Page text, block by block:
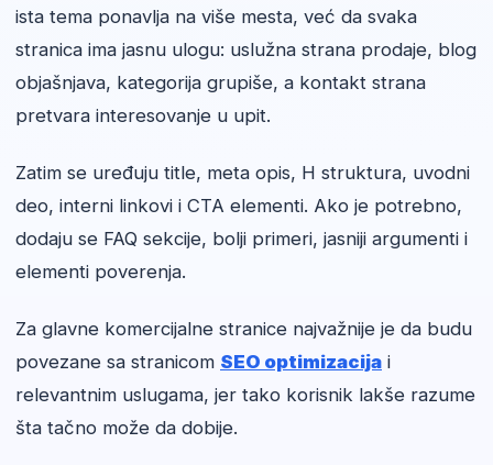
ista tema ponavlja na više mesta, već da svaka
stranica ima jasnu ulogu: uslužna strana prodaje, blog
objašnjava, kategorija grupiše, a kontakt strana
pretvara interesovanje u upit.
Zatim se uređuju title, meta opis, H struktura, uvodni
deo, interni linkovi i CTA elementi. Ako je potrebno,
dodaju se FAQ sekcije, bolji primeri, jasniji argumenti i
elementi poverenja.
Za glavne komercijalne stranice najvažnije je da budu
povezane sa stranicom SEO optimizacija i
relevantnim uslugama, jer tako korisnik lakše razume
šta tačno može da dobije.